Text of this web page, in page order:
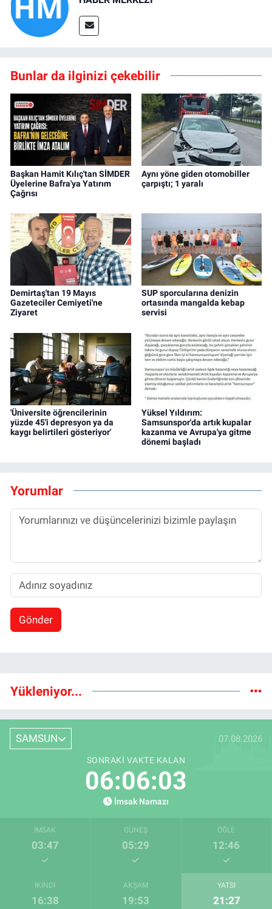
Bunlar da ilginizi çekebilir
Başkan Hamit Kılıç'tan SİMDER
Üyelerine Bafra'ya Yatırım
Çağrısı
Aynı yöne giden otomobiller
çarpıştı; 1 yaralı
Demirtaş'tan 19 Mayıs
Gazeteciler Cemiyeti'ne
Ziyaret
SUP sporcularına denizin
ortasında mangalda kebap
servisi
'Üniversite öğrencilerinin
yüzde 45'i depresyon ya da
kaygı belirtileri gösteriyor'
Yüksel Yıldırım:
Samsunspor'da artık kupalar
kazanma ve Avrupa'ya gitme
dönemi başladı
Yorumlar
Gönder
Yükleniyor...
SAMSUN 07.08.2026
SONRAKI VAKTE KALAN
06:06:03
İmsak Namazı
İMSAK
03:47
GÜNEŞ
05:29
ÖĞLE
12:46
İKINDI
16:38
AKŞAM
19:53
YATSI
21:27